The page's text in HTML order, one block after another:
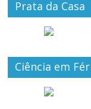
Prata da Casa
Ciência em